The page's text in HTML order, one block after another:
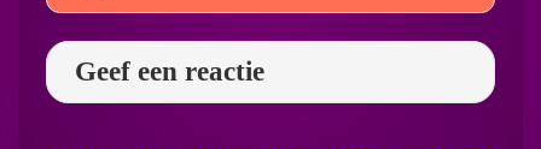
Geef een reactie